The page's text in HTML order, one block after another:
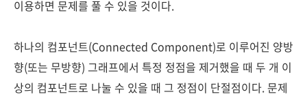
이용하면 문제를 풀 수 있을 것이다.
하나의 컴포넌트(Connected Component)로 이루어진 양방
향(또는 무방향) 그래프에서 특정 정점을 제거했을 때 두 개 이
상의 컴포넌트로 나눌 수 있을 때 그 정점이 단절점이다. 문제